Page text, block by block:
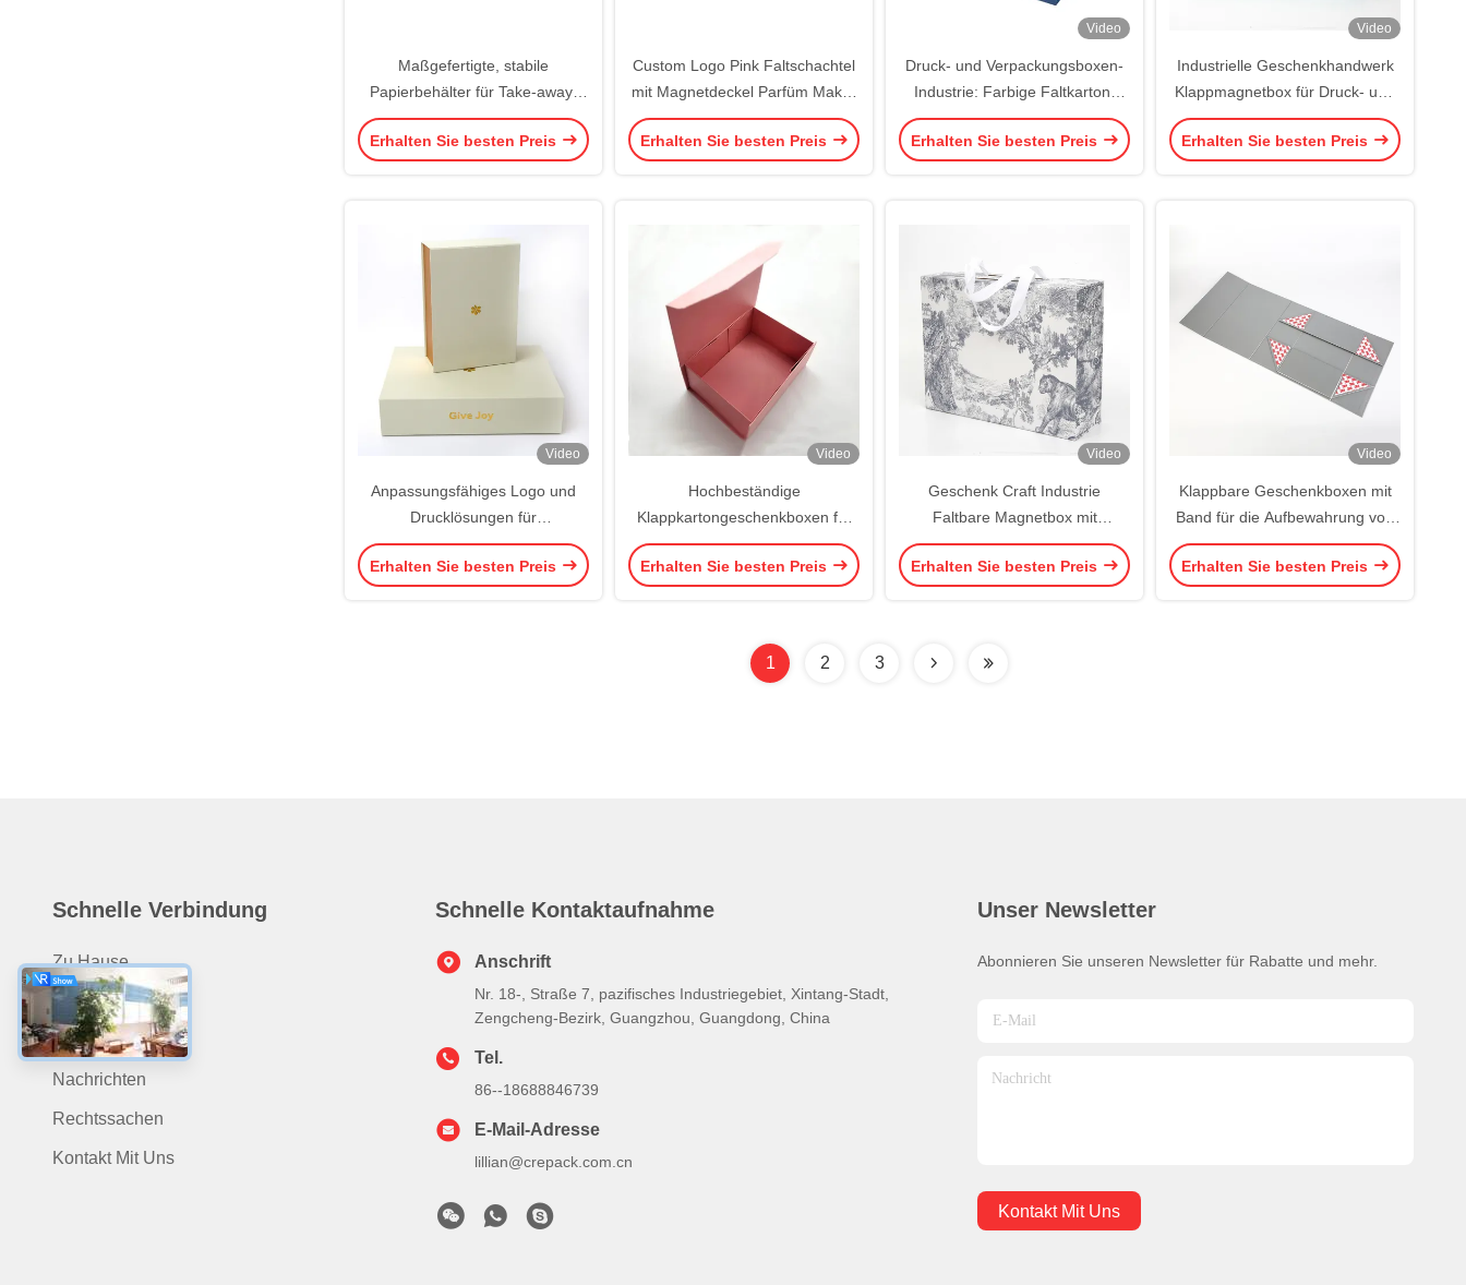
Maßgefertigte, stabile
Papierbehälter für Take-away-
Hamburger,
Lebensmittelverpackung,
Erhalten Sie besten Preis
Custom Logo Pink Faltschachtel
mit Magnetdeckel Parfüm Make-
up Verpackung Kosmetik
Erhalten Sie besten Preis
Video
Druck- und Verpackungsboxen-
Industrie: Farbige Faltkarton-
Geschenkboxen mit individuellem
Design
Erhalten Sie besten Preis
Video
Industrielle Geschenkhandwerk
Klappmagnetbox für Druck- und
Verpackungskisten
Erhalten Sie besten Preis
Video
Anpassungsfähiges Logo und
Drucklösungen für
Klappgeschenkboxen mit Band
Erhalten Sie besten Preis
Video
Hochbeständige
Klappkartongeschenkboxen für
besondere Anlässe
Erhalten Sie besten Preis
Video
Geschenk Craft Industrie
Faltbare Magnetbox mit
individuellem Logo
Erhalten Sie besten Preis
Video
Klappbare Geschenkboxen mit
Band für die Aufbewahrung von
Mehrzweckgeschenken
Erhalten Sie besten Preis
1 2 3
Schnelle Verbindung
Zu Hause
Produits
Über Uns
Nachrichten
Rechtssachen
Kontakt Mit Uns
Schnelle Kontaktaufnahme
Anschrift
Nr. 18-, Straße 7, pazifisches Industriegebiet, Xintang-Stadt,
Zengcheng-Bezirk, Guangzhou, Guangdong, China
Tel.
86--18688846739
E-Mail-Adresse
lillian@crepack.com.cn
Unser Newsletter
Abonnieren Sie unseren Newsletter für Rabatte und mehr.
Kontakt Mit Uns